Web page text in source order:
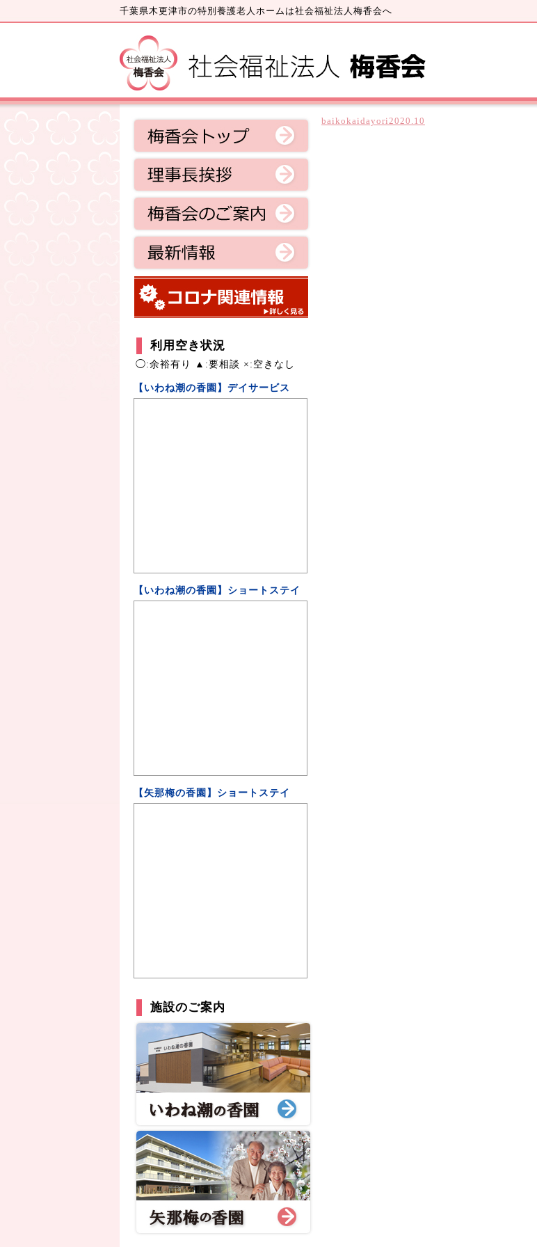
千葉県木更津市の特別養護老人ホームは社会福祉法人梅香会へ
利用空き状況
◯:余裕有り ▲:要相談 ×:空きなし
【いわね潮の香園】デイサービス
【いわね潮の香園】ショートステイ
【矢那梅の香園】ショートステイ
施設のご案内
baikokaidayori2020.10